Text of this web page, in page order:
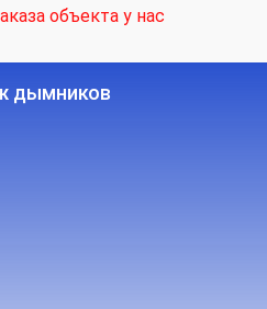
объекта у нас
дымников